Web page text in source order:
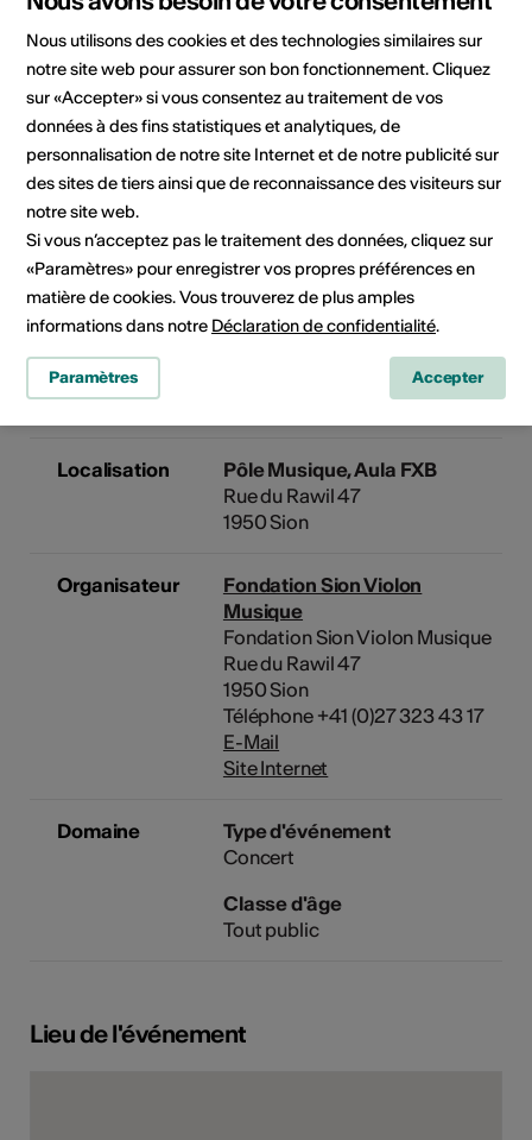
16 17 18 19 20 21 22
23 24 25 26 27 28
Date de mise en œuvre
Pas de date de mise en œuvre
Cliquez sur une date pour ajouter l'événement à votre
calendrier.
Informations sur l'événement
Localisation
Pôle Musique, Aula FXB
Rue du Rawil 47
1950 Sion
Organisateur
Fondation Sion Violon
Musique
Fondation Sion Violon Musique
Rue du Rawil 47
1950 Sion
Téléphone +41 (0)27 323 43 17
E-Mail
Site Internet
Domaine
Type d'événement
Concert
Classe d'âge
Tout public
Lieu de l'événement
Nous utilisons des cookies et des technologies similaires sur
notre site web pour assurer son bon fonctionnement. Cliquez
sur «Accepter» si vous consentez au traitement de vos
données à des fins statistiques et analytiques, de
personnalisation de notre site Internet et de notre publicité sur
des sites de tiers ainsi que de reconnaissance des visiteurs sur
notre site web.
Si vous n’acceptez pas le traitement des données, cliquez sur
«Paramètres» pour enregistrer vos propres préférences en
matière de cookies. Vous trouverez de plus amples
informations dans notre Déclaration de confidentialité.
Paramètres Accepter